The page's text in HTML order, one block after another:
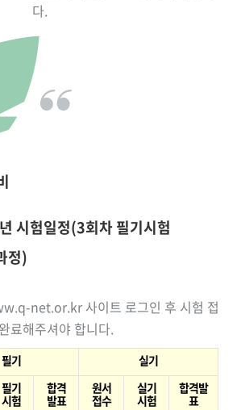
다.
시험일정(3회차 필기시험
정)
net.or.kr 사이트 로그인 후 시험 접
료해주셔야 합니다.
필기
실기
필기
시험
합격
발표
원서
접수
실기
시험
합격발
표